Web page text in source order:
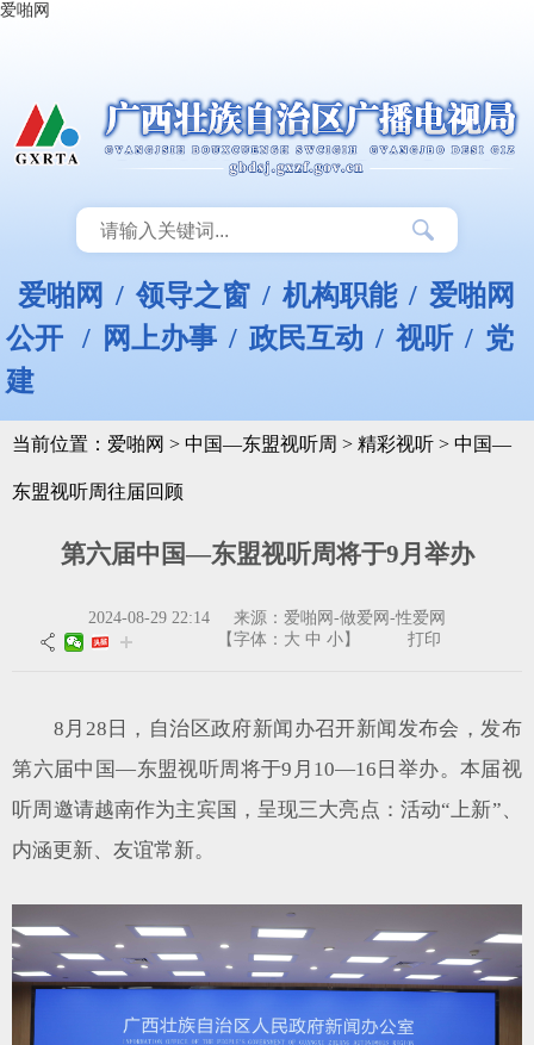
爱啪网
爱啪网 / 领导之窗 / 机构职能 / 爱啪网
公开
/ 网上办事 / 政民互动 / 视听 / 党
建
当前位置： 爱啪网 >中国—东盟视听周 >精彩视听 >中国—
东盟视听周往届回顾
第六届中国—东盟视听周将于9月举办
2024-08-29 22:14 来源：爱啪网-做爱网-性爱网
【字体： 大 中 小】 打印
8月28日，自治区政府新闻办召开新闻发布会，发布
第六届中国—东盟视听周将于9月10—16日举办。本届视
听周邀请越南作为主宾国，呈现三大亮点：活动“上新”、
内涵更新、友谊常新。